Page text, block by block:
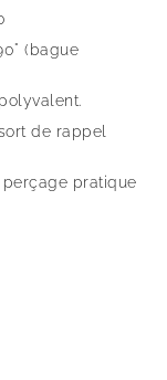
(bague
de rappel
pratique